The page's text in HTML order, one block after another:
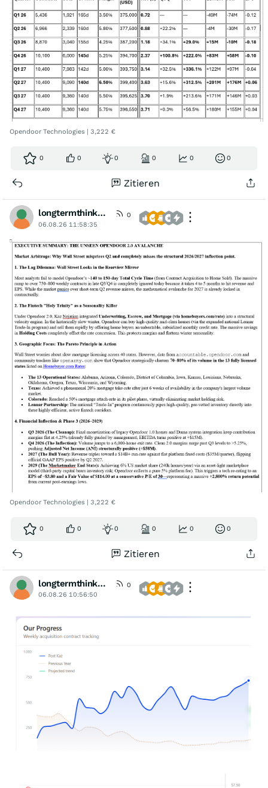
Opendoor Technologies | 3,222 €
0 0 0 0 0 0
Zitieren
longtermthinker1
0
06.08.26 11:58:35
Opendoor Technologies | 3,222 €
0 0 0 0 0 0
Zitieren
longtermthinker1
0
06.08.26 10:56:50